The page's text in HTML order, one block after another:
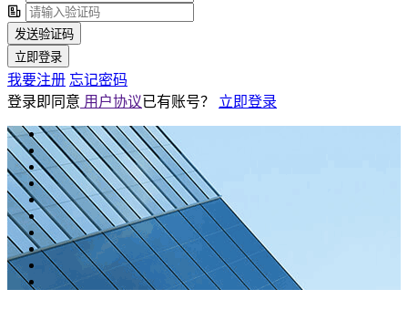
发送验证码
立即登录
我要注册 忘记密码
登录即同意 用户协议已有账号？ 立即登录